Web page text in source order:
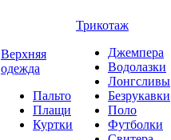
Верхняя
одежда
Пальто
Плащи
Куртки
Трикотаж
Джемпера
Водолазки
Лонгсливы
Безрукавки
Поло
Футболки